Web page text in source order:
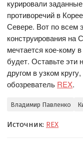
курировали
противоречий в
Севере. Вот по всем
конструирования на
мечтается кое-кому
будет. Оставьте эти
другом в узком
обозреватель REX.
Владимир Павленко
Источник: REX